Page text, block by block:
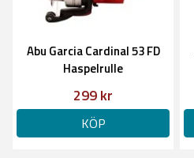
Abu Garcia Cardinal 53 FD
Haspelrulle
299 kr
KÖP